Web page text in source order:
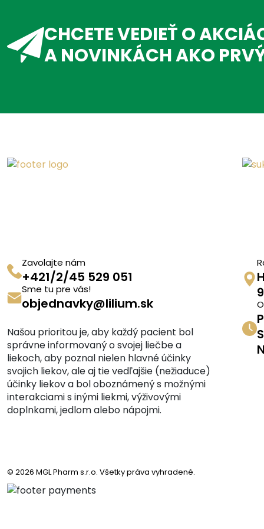
CHCETE VEDIEŤ O
A NOVINKÁCH AKO
Zavolajte nám
+421/2/45 529 051
Sme tu pre vás!
objednavky@lilium.sk
Našou prioritou je, aby každý pacient bol
správne informovaný o svojej liečbe a
liekoch, aby poznal nielen hlavné účinky
svojich liekov, ale aj tie vedľajšie (nežiaduce)
účinky liekov a bol oboznámený s možnými
interakciami s inými liekmi, výživovými
doplnkami, jedlom alebo nápojmi.
© 2026 MGL Pharm s.r.o. Všetky práva vyhradené.